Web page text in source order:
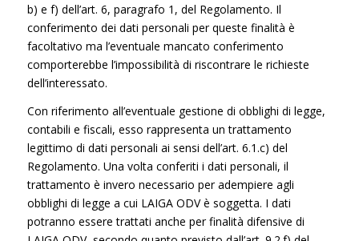
b) e f) dell’art. 6, paragrafo 1, del Regolamento. Il
conferimento dei dati personali per queste finalità è
facoltativo ma l’eventuale mancato conferimento
comporterebbe l’impossibilità di riscontrare le richieste
dell’interessato.
Con riferimento all’eventuale gestione di obblighi di legge,
contabili e fiscali, esso rappresenta un trattamento
legittimo di dati personali ai sensi dell’art. 6.1.c) del
Regolamento. Una volta conferiti i dati personali, il
trattamento è invero necessario per adempiere agli
obblighi di legge a cui LAIGA ODV è soggetta. I dati
potranno essere trattati anche per finalità difensive di